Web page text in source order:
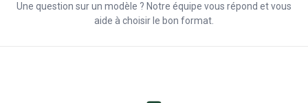
Une question sur un modèle ? Notre équipe vous répond et vous
aide à choisir le bon format.